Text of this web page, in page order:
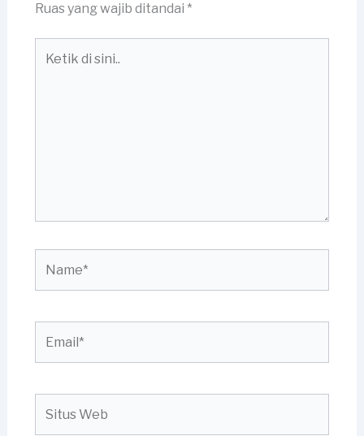
Ruas yang wajib ditandai *
Web